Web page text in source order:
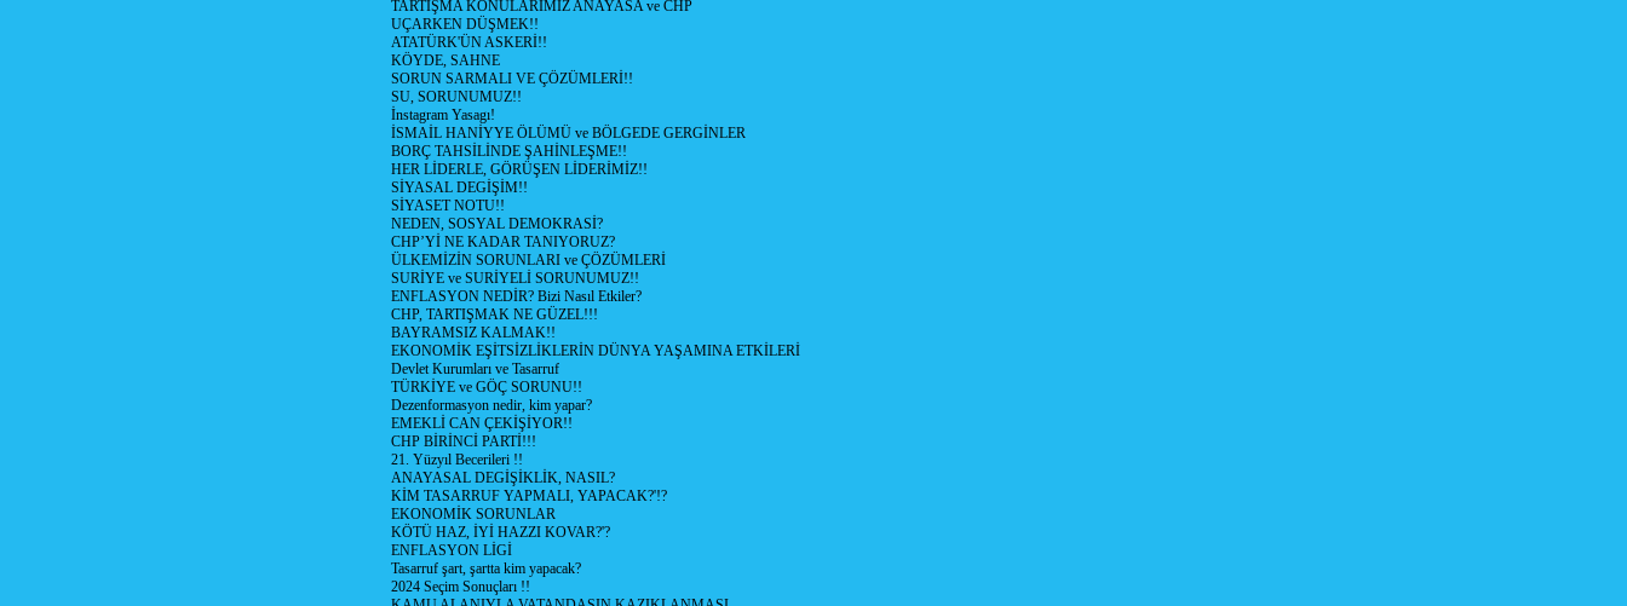
TARTIŞMA KONULARIMIZ ANAYASA ve CHP
UÇARKEN DÜŞMEK!!
ATATÜRK'ÜN ASKERİ!!
KÖYDE, SAHNE
SORUN SARMALI VE ÇÖZÜMLERİ!!
SU, SORUNUMUZ!!
İnstagram Yasagı!
İSMAİL HANİYYE ÖLÜMÜ ve BÖLGEDE GERGİNLER
BORÇ TAHSİLİNDE ŞAHİNLEŞME!!
HER LİDERLE, GÖRÜŞEN LİDERİMİZ!!
SİYASAL DEGİŞİM!!
SİYASET NOTU!!
NEDEN, SOSYAL DEMOKRASİ?
CHP’Yİ NE KADAR TANIYORUZ?
ÜLKEMİZİN SORUNLARI ve ÇÖZÜMLERİ
SURİYE ve SURİYELİ SORUNUMUZ!!
ENFLASYON NEDİR? Bizi Nasıl Etkiler?
CHP, TARTIŞMAK NE GÜZEL!!!
BAYRAMSIZ KALMAK!!
EKONOMİK EŞİTSİZLİKLERİN DÜNYA YAŞAMINA ETKİLERİ
Devlet Kurumları ve Tasarruf
TÜRKİYE ve GÖÇ SORUNU!!
Dezenformasyon nedir, kim yapar?
EMEKLİ CAN ÇEKİŞİYOR!!
CHP BİRİNCİ PARTİ!!!
21. Yüzyıl Becerileri !!
ANAYASAL DEGİŞİKLİK, NASIL?
KİM TASARRUF YAPMALI, YAPACAK?'!?
EKONOMİK SORUNLAR
KÖTÜ HAZ, İYİ HAZZI KOVAR?'?
ENFLASYON LİGİ
Tasarruf şart, şartta kim yapacak?
2024 Seçim Sonuçları !!